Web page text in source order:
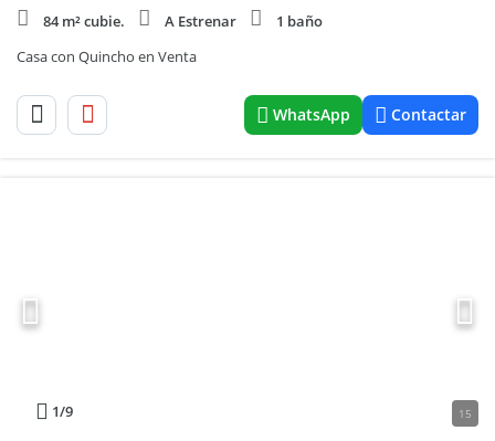
84 m² cubie.
A Estrenar
1 baño
Casa con Quincho en Venta
WhatsApp Contactar
1/9 15